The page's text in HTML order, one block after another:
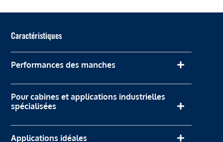
Caractéristiques
Performances des manches
Pour cabines et applications industrielles
spécialisées
Applications idéales